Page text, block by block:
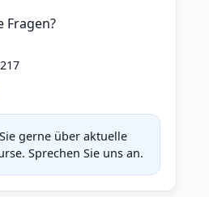
Fragen?
gerne über aktuelle
Sprechen Sie uns an.